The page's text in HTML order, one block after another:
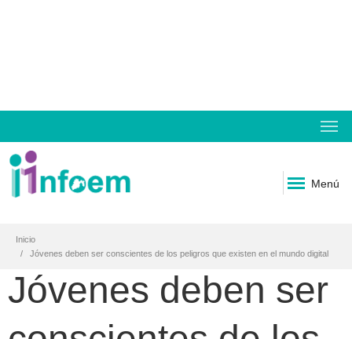
Menú
Inicio
Jóvenes deben ser conscientes de los peligros que existen en el mundo digital
Jóvenes deben ser